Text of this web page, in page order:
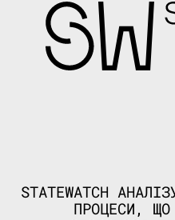
STATEWATCH
ПРОЦЕСИ,